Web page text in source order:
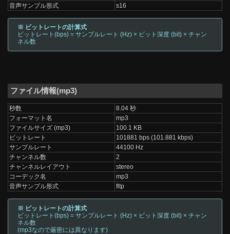
音声サンプル形式
s16
※ ビットレートの計算式
ビットレート(bps) = サンプルレート (Hz) × ビット深度 (bit) × チャン
ネル数
ファイル情報(mp3)
秒数
8.04 秒
フォーマット名
mp3
ファイルサイズ (mp3)
100.1 KB
ビットレート
101881 bps (101.881 kbps)
サンプルレート
44100 Hz
チャンネル数
2
チャンネルレイアウト
stereo
コーデック名
mp3
音声サンプル形式
fltp
※ ビットレートの計算式
ビットレート(bps) = サンプルレート (Hz) × ビット深度 (bit) × チャン
ネル数
(mp3なので厳密には異なります)